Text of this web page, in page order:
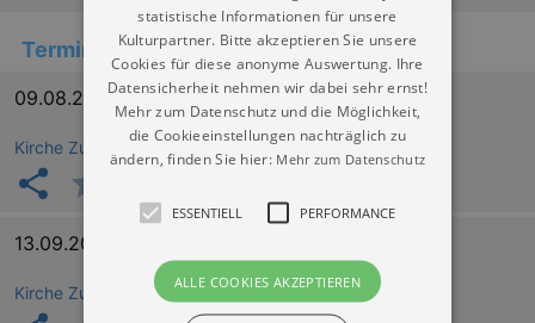
Termine
09.08.2026 17:00
Kirche Zuckelhausen Leipzig
13.09.2026 17:00
Kirche Zuckelhausen Leipzig
statistische Informationen für unsere
Kulturpartner. Bitte akzeptieren Sie unsere
Cookies für diese anonyme Auswertung. Ihre
Datensicherheit nehmen wir dabei sehr ernst!
Mehr zum Datenschutz und die Möglichkeit,
die Cookieeinstellungen nachträglich zu
ändern, finden Sie hier: Mehr zum Datenschutz
ESSENTIELL PERFORMANCE
ALLE COOKIES AKZEPTIEREN